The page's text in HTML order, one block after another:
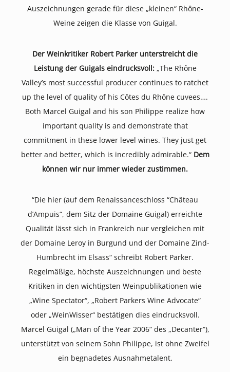
Auszeichnungen gerade für diese „kleinen“ Rhône-
Weine zeigen die Klasse von Guigal.
Der Weinkritiker Robert Parker unterstreicht die
Leistung der Guigals eindrucksvoll:„The Rhône
Valley’s most successful producer continues to ratchet
up the level of quality of his Côtes du Rhône cuvees….
Both Marcel Guigal and his son Philippe realize how
important quality is and demonstrate that
commitment in these lower level wines. They just get
better and better, which is incredibly admirable.“ Dem
können wir nur immer wieder zustimmen.
“Die hier (auf dem Renaissanceschloss “Château
d’Ampuis“, dem Sitz der Domaine Guigal) erreichte
Qualität lässt sich in Frankreich nur vergleichen mit
der Domaine Leroy in Burgund und der Domaine Zind-
Humbrecht im Elsass“ schreibt Robert Parker.
Regelmäßige, höchste Auszeichnungen und beste
Kritiken in den wichtigsten Weinpublikationen wie
„Wine Spectator“, „Robert Parkers Wine Advocate“
oder „WeinWisser“ bestätigen dies eindrucksvoll.
Marcel Guigal („Man of the Year 2006“ des „Decanter“),
unterstützt von seinem Sohn Philippe, ist ohne Zweifel
ein begnadetes Ausnahmetalent.